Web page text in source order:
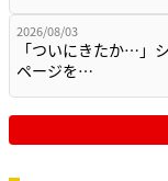
2026/08/03
「ついにきたか…」
ページを…